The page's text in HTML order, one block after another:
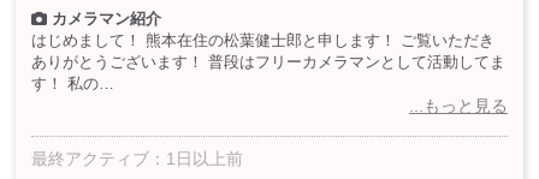
カメラマン紹介
はじめまして！ 熊本在住の松葉健士郎と申します！ ご覧いただき
ありがとうございます！ 普段はフリーカメラマンとして活動してま
す！ 私の…
...もっと見る
最終アクティブ：1日以上前